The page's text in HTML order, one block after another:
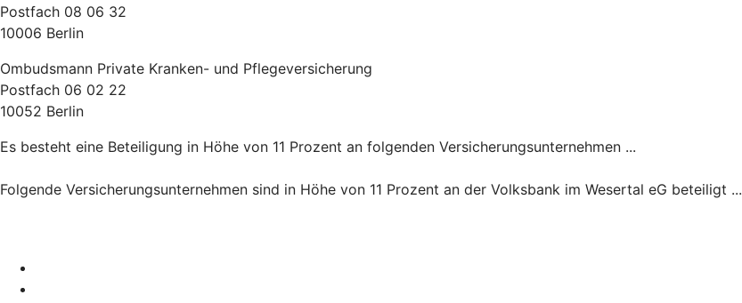
Postfach 08 06 32
10006 Berlin
Ombudsmann Private Kranken- und Pflegeversicherung
Postfach 06 02 22
10052 Berlin
Es besteht eine Beteiligung in Höhe von 11 Prozent an folgenden Versicherungsunternehmen ...
Folgende Versicherungsunternehmen sind in Höhe von 11 Prozent an der Volksbank im Wesertal eG beteiligt ...